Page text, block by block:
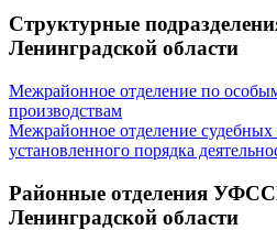
Структурные
Ленинградской области
Межрайонное отделение по
производствам
Межрайонное отделение
установленного порядка
Районные отделения
Ленинградской области